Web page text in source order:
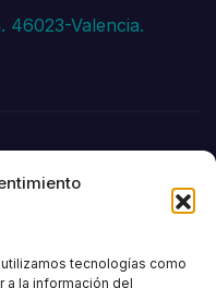
tecnologías como
a la información del
46023-Valencia.